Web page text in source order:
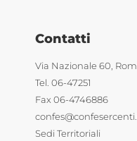
Contatti
Via Nazionale 60,
Tel. 06-47251
Fax 06-4746886
Sedi Territoriali